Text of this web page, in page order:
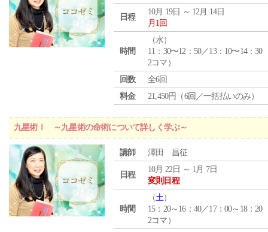
日程
10月 19日 ～ 12月 14日
月1回
時間
（水）
11：30〜12：50／13：10〜14：30
2コマ）
回数
全6回
料金
21,450円（6回／一括払いのみ）
九星術Ⅰ ～九星術の命術について詳しく学ぶ～
講師 澤田 昌征
日程
10月 22日 ～ 1月 7日
変則日程
時間
（土）
15：20～16：40／17：00～18：20
2コマ）